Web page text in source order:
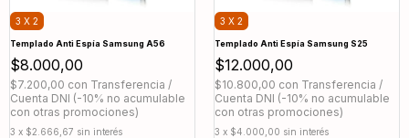
3 X 2
Templado Anti Espía Samsung A56
$8.000,00
$7.200,00 con Transferencia /
Cuenta DNI (-10% no acumulable
con otras promociones)
3 x $2.666,67 sin interés
3 X 2
Templado Anti Espía Samsung S25
$12.000,00
$10.800,00 con Transferencia /
Cuenta DNI (-10% no acumulable
con otras promociones)
3 x $4.000,00 sin interés